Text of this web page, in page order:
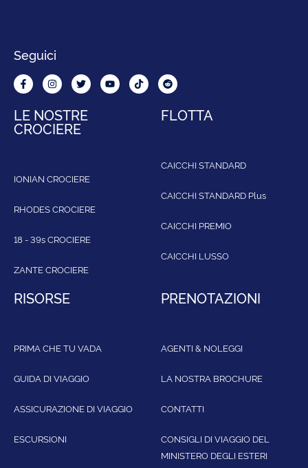
Seguici
LE NOSTRE
CROCIERE
IONIAN CROCIERE
RHODES CROCIERE
18 - 39s CROCIERE
ZANTE CROCIERE
FLOTTA
CAICCHI STANDARD
CAICCHI STANDARD Plus
CAICCHI PREMIO
CAICCHI LUSSO
RISORSE
PRIMA CHE TU VADA
GUIDA DI VIAGGIO
ASSICURAZIONE DI VIAGGIO
ESCURSIONI
PRENOTAZIONI
AGENTI & NOLEGGI
LA NOSTRA BROCHURE
CONTATTI
CONSIGLI DI VIAGGIO DEL
MINISTERO DEGLI ESTERI